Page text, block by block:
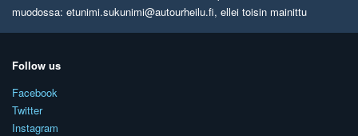
muodossa: etunimi.sukunimi@autourheilu.fi, ellei toisin mainittu
Follow us
Facebook
Twitter
Instagram